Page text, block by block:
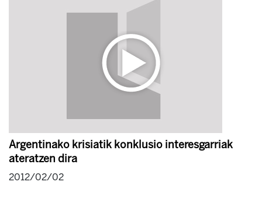
Argentinako krisiatik konklusio interesgarriak
ateratzen dira
2012/02/02